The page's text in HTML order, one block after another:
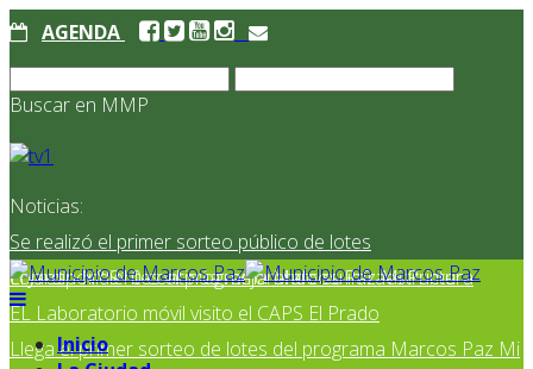
AGENDA
Buscar en MMP
Noticias:
Se realizó el primer sorteo público de lotes
correspondientes al programa Marcos Paz Mi Primer
El Jardín N° 910 continúa mejorando su infraestructura
EL Laboratorio móvil visito el CAPS El Prado
Llega el primer sorteo de lotes del programa Marcos Paz Mi
Inicio